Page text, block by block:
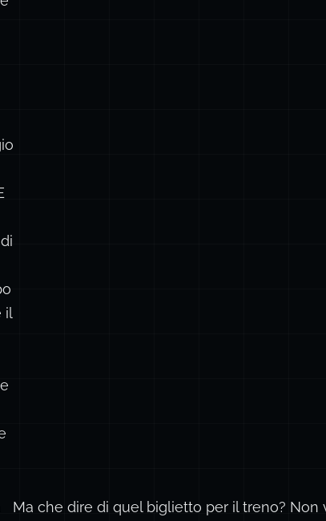
il
Ma che dire di quel biglietto per il treno? Non